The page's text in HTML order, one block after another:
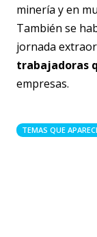
minería y en
También se
jornada
trabajadoras
empresas.
TEMAS QUE